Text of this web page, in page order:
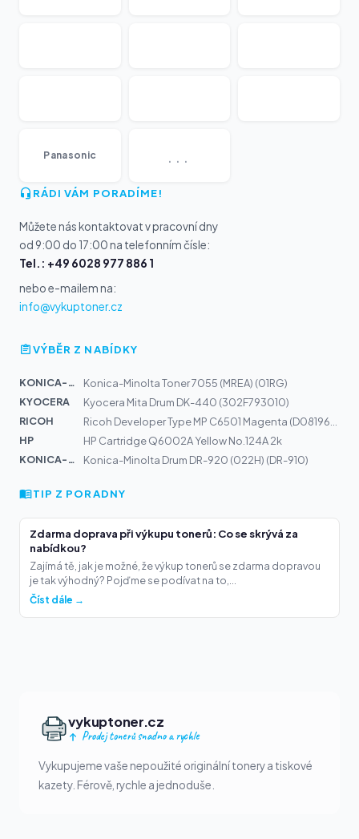
Panasonic ...
RÁDI VÁM PORADÍME!
Můžete nás kontaktovat v pracovní dny
od 9:00 do 17:00 na telefonním čísle:
Tel.: +49 6028 977 886 1
nebo e-mailem na:
info@vykuptoner.cz
VÝBĚR Z NABÍDKY
KONICA-MIN...
Konica-Minolta Toner 7055 (MREA) (01RG)
KYOCERA
Kyocera Mita Drum DK-440 (302F793010)
RICOH
HP
HP Cartridge Q6002A Yellow No.124A 2k
KONICA-MIN...
Konica-Minolta Drum DR-920 (022H) (DR-910)
TIP Z PORADNY
Zdarma doprava při výkupu tonerů: Co se skrývá za
nabídkou?
Zajímá tě, jak je možné, že výkup tonerů se zdarma dopravou
je tak výhodný? Pojďme se podívat na to,...
Číst dále →
vykuptoner.cz
Prodej tonerů snadno a rychle
Vykupujeme vaše nepoužité originální tonery a tiskové
kazety. Férově, rychle a jednoduše.